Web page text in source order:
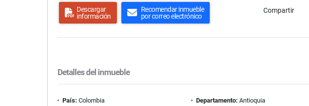
Descargar
información
Recomendar inmueble
por correo electrónico
Compartir
Detalles del inmueble
País: Colombia Departamento: Antioquia